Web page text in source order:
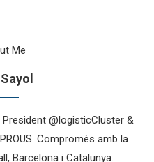
President @logisticCluster &
Compromès amb la
Barcelona i Catalunya.